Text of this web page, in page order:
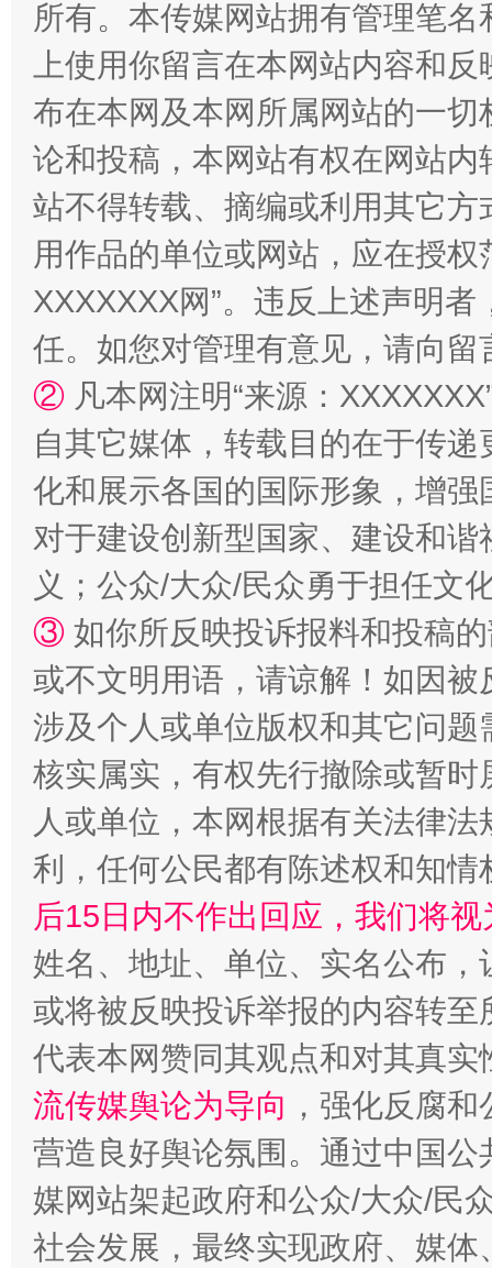
漫山遍野的桃花与雪山、麦地、白藏房 除
招工难、用工荒背后
网上购药对药下症？
这是一记警钟！ 谢
所有。本传媒网站拥有管理笔
上使用你留言在本网站内容和
布在本网及本网所属网站的一
论和投稿，本网站有权在网站
站不得转载、摘编或利用其它
用作品的单位或网站，应在授
XXXXXXX网”。违反上述声明
任。如您对管理有意见，请向
② 凡本网注明“来源：
自其它媒体，转载目的在于传
化和展示各国的国际形象，增
对于建设创新型国家、建设和
义；公众/大众/民众勇于担任文
③ 如你所反映投诉报料和投稿
或不文明用语，请谅解！如因
涉及个人或单位版权和其它问题
核实属实，有权先行撤除或暂
人或单位，本网根据有关法律
利，任何公民都有陈述权和知情
后15日内不作出回应，我们将
姓名、地址、单位、实名公布
或将被反映投诉举报的内容转
代表本网赞同其观点和对其真实
流传媒舆论为导向 ，强化反腐
营造良好舆论氛围。通过中国
媒网站架起政府和公众/大众/民
社会发展，最终实现政府、媒